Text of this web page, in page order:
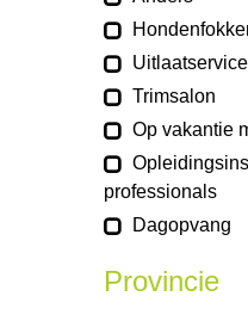
Uitlaatservice
Trimsalon
Op vakantie
professionals
Dagopvang
Provincie